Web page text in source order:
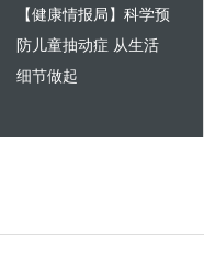
【健康情报局】科学预
防儿童抽动症 从生活
细节做起